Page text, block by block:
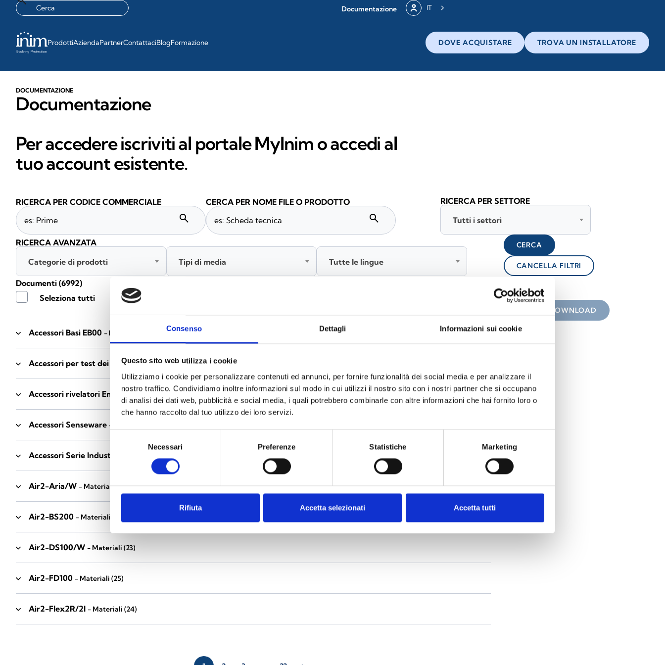
Consenso Dettagli Informazioni sui cookie
Questo sito web utilizza i cookie
Utilizziamo i cookie per personalizzare contenuti ed annunci, per fornire funzionalità dei social media e per analizzare il
nostro traffico. Condividiamo inoltre informazioni sul modo in cui utilizzi il nostro sito con i nostri partner che si occupano
di analisi dei dati web, pubblicità e social media, i quali potrebbero combinarle con altre informazioni che hai fornito loro o
che hanno raccolto dal tuo utilizzo dei loro servizi.
consenso
Necessari Preferenze Statistiche Marketing
Rifiuta Accetta selezionati Accetta tutti
Documentazione IT
ProdottiAziendaPartnerContattaciBlogFormazione DOVE ACQUISTARE TROVA UN INSTALLATORE
DOCUMENTAZIONE
Documentazione
Per accedere iscriviti al portale MyInim o accedi al
tuo account esistente.
Accessori Basi EB00 - Materiali
Accessori per test dei rivelatori - Materiali(6)
Accessori rivelatori Enea - Materiali(35)
Accessori Senseware - Materiali
Accessori Serie Industrial
Air2-Aria/W - Materiali(23)
Air2-BS200 - Materiali
Air2-DS100/W - Materiali (23)
Air2-FD100 - Materiali (25)
Air2-Flex2R/2I - Materiali (24)
Documenti (6992)
Seleziona tutti
DOWNLOAD
RICERCA PER CODICE COMMERCIALE
search
CERCA PER NOME FILE O PRODOTTO
search
RICERCA PER SETTORE
Tutti i settori
RICERCA AVANZATA
Categorie di prodotti
Tipi di media Tutte le lingue
CERCA
CANCELLA FILTRI